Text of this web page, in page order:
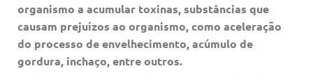
organismo a acumular toxinas, substâncias que
causam prejuízos ao organismo, como aceleração
do processo de envelhecimento, acúmulo de
gordura, inchaço, entre outros.